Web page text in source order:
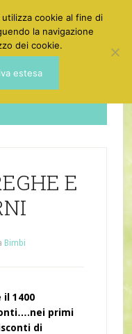
E
Bimbi
il 1400
primi
di
utilizza cookie al fine di
la navigazione
dei cookie.
estesa